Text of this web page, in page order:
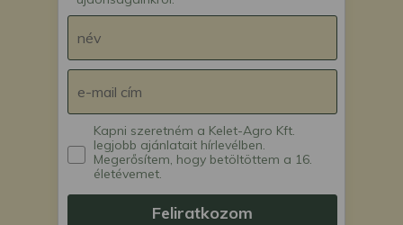
Kapni szeretném a Kelet-Agro Kft.
legjobb ajánlatait hírlevélben.
Megerősítem, hogy betöltöttem a 16.
életévemet.
Feliratkozom